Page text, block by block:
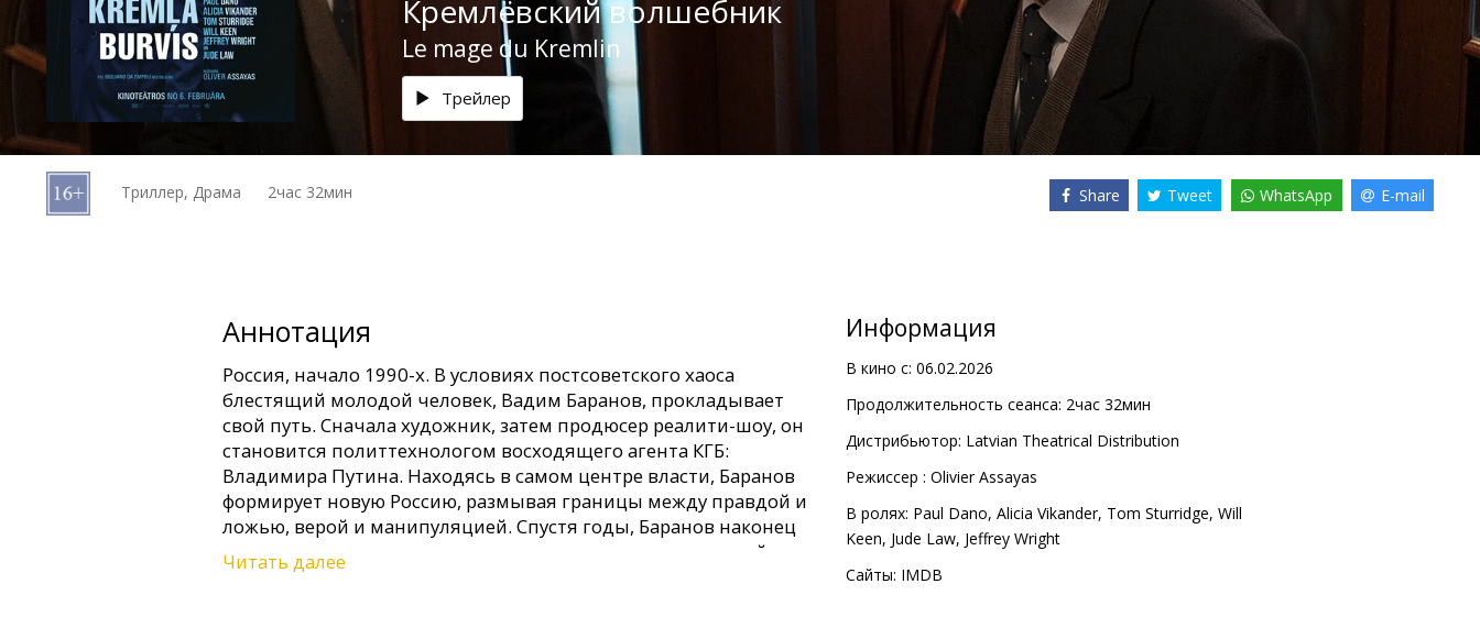
Новости
Подарки
Кинозакуски
B2B
Кремлёвский волшебник
Le mage du Kremlin
Трейлер
Триллер, Драма 2час 32мин Share Tweet WhatsApp E-mail
Аннотация
Россия, начало 1990-х. В условиях постсоветского хаоса
блестящий молодой человек, Вадим Баранов, прокладывает
свой путь. Сначала художник, затем продюсер реалити-шоу, он
становится политтехнологом восходящего агента КГБ:
Владимира Путина. Находясь в самом центре власти, Баранов
формирует новую Россию, размывая границы между правдой и
ложью, верой и манипуляцией. Спустя годы, Баранов наконец
открывается, раскрывая темные секреты режима, который он
помог построить.
Читать далее
Информация
В кино с: 06.02.2026
Продолжительность сеанса: 2час 32мин
Дистрибьютор: Latvian Theatrical Distribution
Pежиссер : Olivier Assayas
В ролях: Paul Dano, Alicia Vikander, Tom Sturridge, Will
Keen, Jude Law, Jeffrey Wright
Сайты: IMDB